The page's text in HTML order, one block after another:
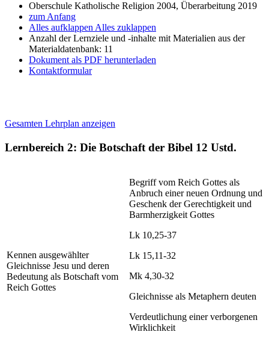
Oberschule Katholische Religion 2004, Überarbeitung 2019
zum Anfang
Alles aufklappen Alles zuklappen
Anzahl der Lernziele und -inhalte mit Materialien aus der
Materialdatenbank: 11
Dokument als PDF herunterladen
Kontaktformular
Gesamten Lehrplan anzeigen
Lernbereich 2: Die Botschaft der Bibel 12 Ustd.
Kennen ausgewählter
Gleichnisse Jesu und deren
Bedeutung als Botschaft vom
Reich Gottes
Begriff vom Reich Gottes als
Anbruch einer neuen Ordnung und
Geschenk der Gerechtigkeit und
Barmherzigkeit Gottes
Lk 10,25-37
Lk 15,11-32
Mk 4,30-32
Gleichnisse als Metaphern deuten
Verdeutlichung einer verborgenen
Wirklichkeit